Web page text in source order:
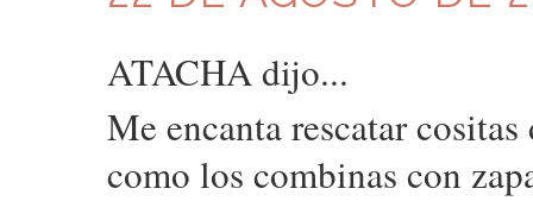
ATACHA dijo...
Me encanta rescatar
como los combinas con